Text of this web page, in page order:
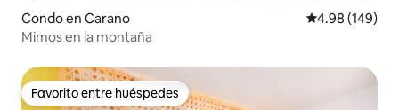
Condo en Carano Calificación
4.98 (149)
Mimos en la montaña
Favorito entre huéspedes
Favorito entre huéspedes